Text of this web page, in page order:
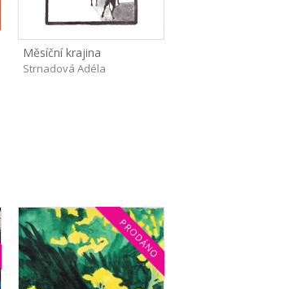
Měsíční krajina
Strnadová Adéla
PRODÁNO